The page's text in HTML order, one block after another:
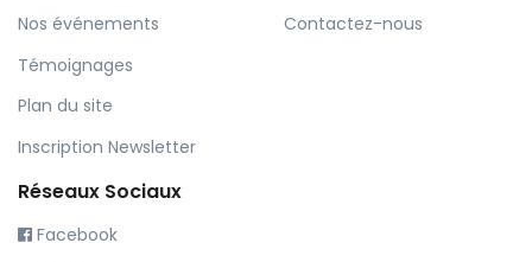
Nos événements
Témoignages
Plan du site
Inscription Newsletter
Contactez-nous
Réseaux Sociaux
Facebook